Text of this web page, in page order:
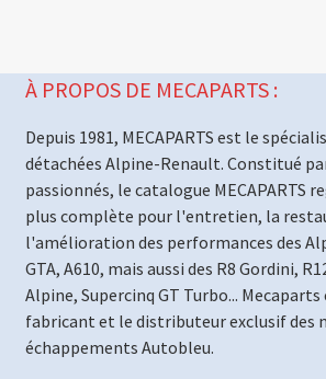
À PROPOS DE MECAPARTS :
Depuis 1981, MECAPARTS est le
détachées Alpine-Renault. Constitué
passionnés, le catalogue MECAPARTS
plus complète pour l'entretien, la
l'amélioration des performances des
GTA, A610, mais aussi des R8 Gordini,
Alpine, Supercinq GT Turbo...
fabricant et le distributeur exclusif des
échappements Autobleu.